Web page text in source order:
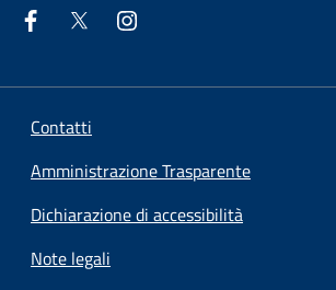
Contatti
Amministrazione Trasparente
Dichiarazione di accessibilità
Note legali